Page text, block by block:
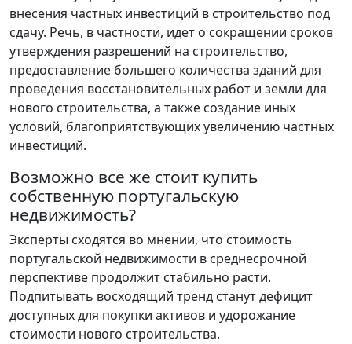
внесения частных инвестиций в строительство под
сдачу. Речь, в частности, идет о сокращении сроков
утверждения разрешений на строительство,
предоставление большего количества зданий для
проведения восстановительных работ и земли для
нового строительства, а также создание иных
условий, благоприятствующих увеличению частных
инвестиций.
Возможно все же стоит купить
собственную португальскую
недвижимость?
Эксперты сходятся во мнении, что стоимость
португальской недвижимости в среднесрочной
перспективе продолжит стабильно расти.
Подпитывать восходящий тренд станут дефицит
доступных для покупки активов и удорожание
стоимости нового строительства.